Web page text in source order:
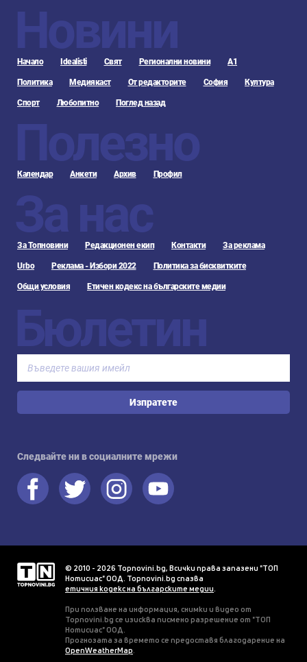
Новини
Начало Idealisti Свят Регионални новини А1
Политика Медиякаст От редакторите София Култура
Спорт Любопитно Поглед назад
Полезно
Календар Анкети Архив Профил
За нас
За Топновини Редакционен екип Контакти За реклама
Urbo Реклама - Избори 2022 Политика за бисквитките
Общи условия Етичен кодекс на българските медии
Бюлетин
Изпратете
Следвайте ни в социалните мрежи
© 2010 - 2026 Topnovini.bg, Всички права запазени "ТОП
Нотисиас" ООД. Topnovini.bg спазва
етичния кодекс на българските медии.
При ползване на информация, снимки и видео от
Topnovini.bg се изисква писмено разрешение от "ТОП
Нотисиас" ООД.
Прогнозата за времето се предоставя благодарение на
OpenWeatherMap.